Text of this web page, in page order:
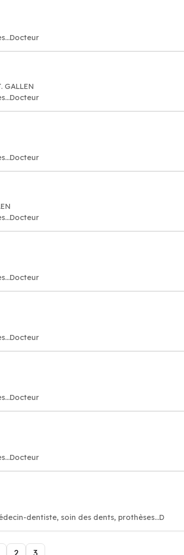
GALLEN
dentiste, soin des dents, prothèses...D
2 3